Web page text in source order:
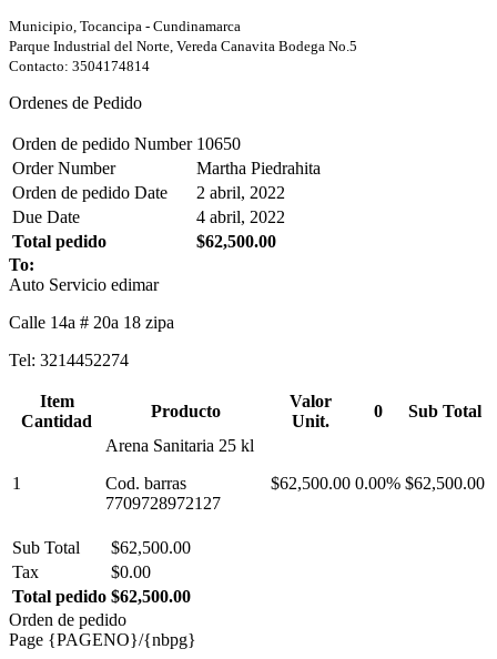
Municipio, Tocancipa - Cundinamarca
Parque Industrial del Norte, Vereda Canavita Bodega No.5
Contacto: 3504174814
Ordenes de Pedido
Orden de pedido Number 10650
Order Number
Martha Piedrahita
Orden de pedido Date
2 abril, 2022
Due Date
4 abril, 2022
Total pedido
$62,500.00
To:
Auto Servicio edimar
Calle 14a # 20a 18 zipa
Tel: 3214452274
Item
Cantidad
Producto
Valor
Unit.
0 Sub Total
1
Arena Sanitaria 25 kl
Cod. barras
7709728972127
$62,500.00 0.00% $62,500.00
Sub Total
$62,500.00
Tax
$0.00
Total pedido $62,500.00
Orden de pedido
Page {PAGENO}/{nbpg}